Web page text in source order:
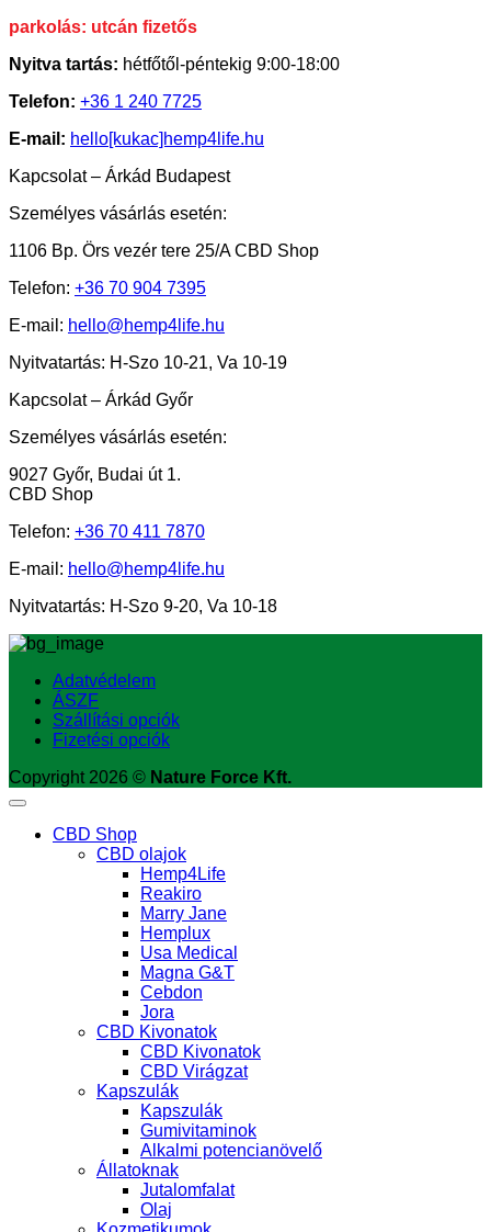
parkolás: utcán fizetős
Nyitva tartás: hétfőtől-péntekig 9:00-18:00
Telefon: +36 1 240 7725
E-mail: hello[kukac]hemp4life.hu
Kapcsolat – Árkád Budapest
Személyes vásárlás esetén:
1106 Bp. Örs vezér tere 25/A CBD Shop
Telefon: +36 70 904 7395
E-mail: hello@hemp4life.hu
Nyitvatartás: H-Szo 10-21, Va 10-19
Kapcsolat – Árkád Győr
Személyes vásárlás esetén:
9027 Győr, Budai út 1.
CBD Shop
Telefon: +36 70 411 7870
E-mail: hello@hemp4life.hu
Nyitvatartás: H-Szo 9-20, Va 10-18
Adatvédelem
ÁSZF
Szállítási opciók
Fizetési opciók
Copyright 2026 © Nature Force Kft.
CBD Shop
CBD olajok
Hemp4Life
Reakiro
Marry Jane
Hemplux
Usa Medical
Magna G&T
Cebdon
Jora
CBD Kivonatok
CBD Kivonatok
CBD Virágzat
Kapszulák
Kapszulák
Gumivitaminok
Alkalmi potencianövelő
Állatoknak
Jutalomfalat
Olaj